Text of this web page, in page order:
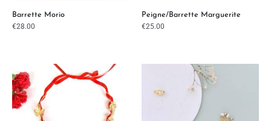
Barrette Morio
€28.00
Peigne/barrette Marguerite
€25.00